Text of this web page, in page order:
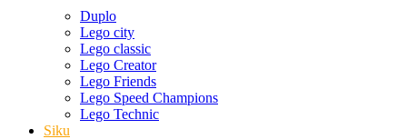
Duplo
Lego city
Lego classic
Lego Creator
Lego Friends
Lego Speed Champions
Lego Technic
Siku